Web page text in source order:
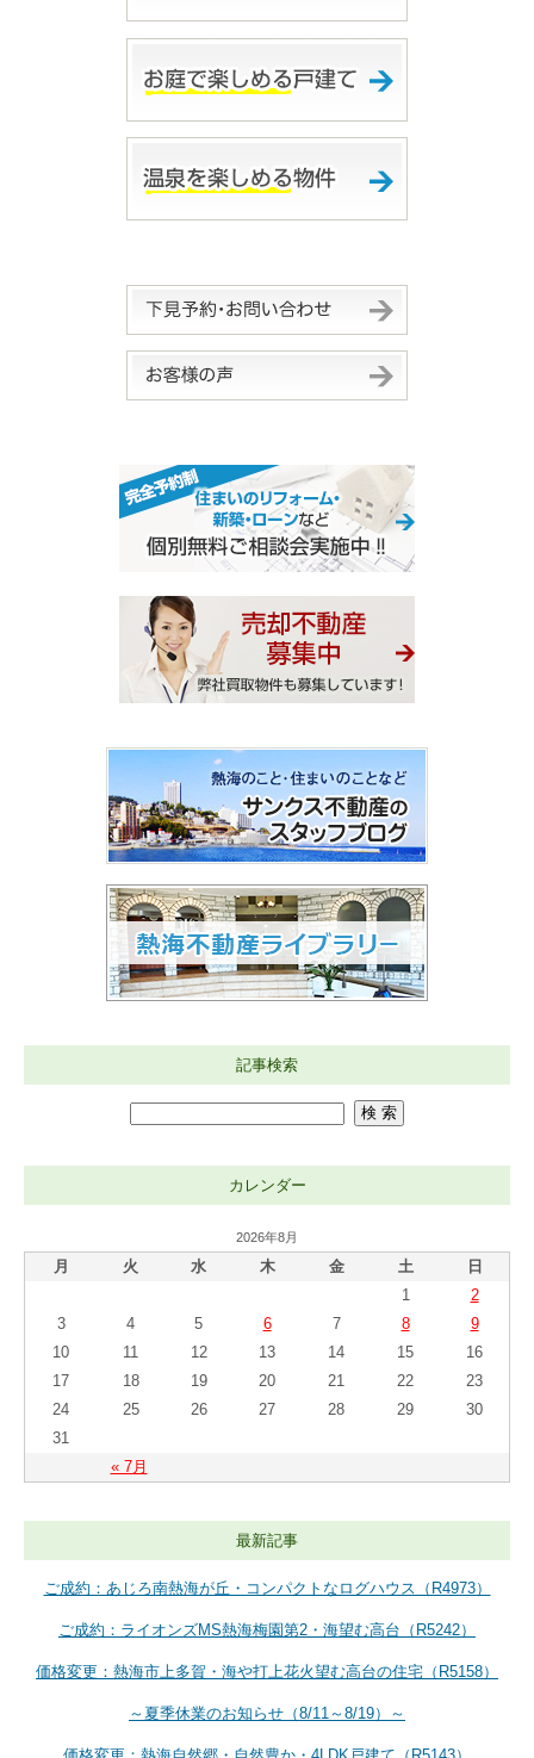
記事検索
カレンダー
2026年8月
月 火 水 木 金 土 日
« 7月
1
2
3
4 5 6 7 8
9
10
11 12 13 14 15
16
17
18 19 20 21 22
23
24
25 26 27 28 29
30
31
最新記事
ご成約：あじろ南熱海が丘・コンパクトなログハウス（R4973）
ご成約：ライオンズMS熱海梅園第2・海望む高台（R5242）
価格変更：熱海市上多賀・海や打上花火望む高台の住宅（R5158）
～夏季休業のお知らせ（8/11～8/19）～